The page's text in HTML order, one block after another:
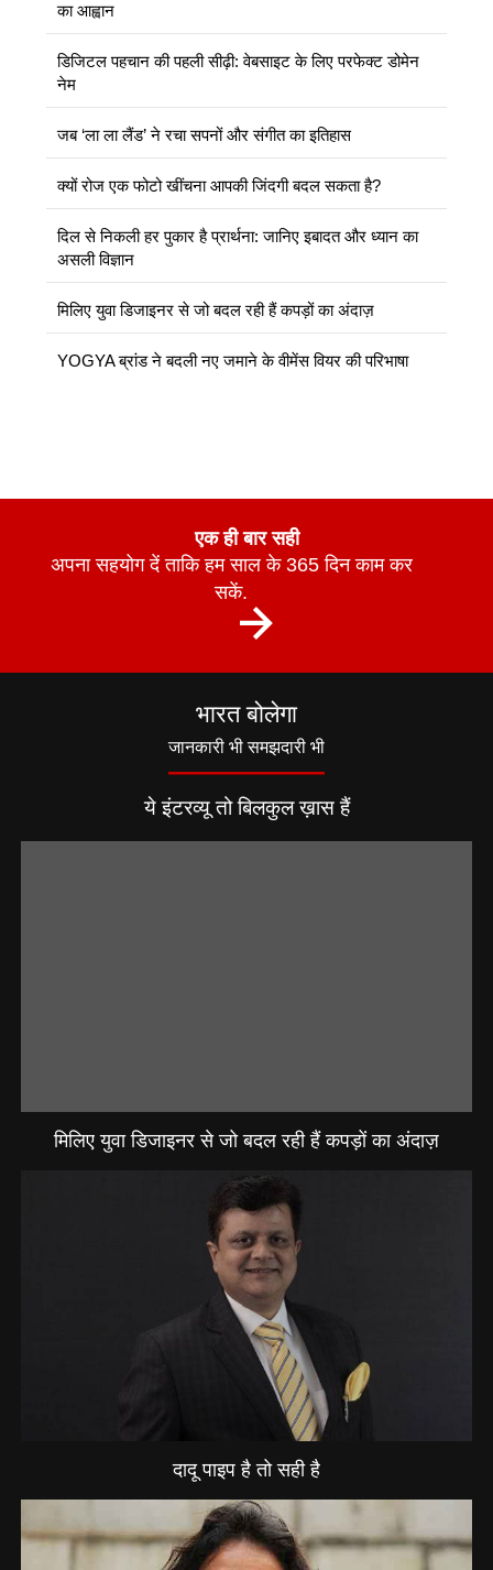
का आह्वान
डिजिटल पहचान की पहली सीढ़ी: वेबसाइट के लिए परफेक्ट डोमेन
नेम
जब ‘ला ला लैंड’ ने रचा सपनों और संगीत का इतिहास
क्यों रोज एक फोटो खींचना आपकी जिंदगी बदल सकता है?
दिल से निकली हर पुकार है प्रार्थना: जानिए इबादत और ध्यान का
असली विज्ञान
मिलिए युवा डिजाइनर से जो बदल रही हैं कपड़ों का अंदाज़
YOGYA ब्रांड ने बदली नए जमाने के वीमेंस वियर की परिभाषा
एक ही बार सही
अपना सहयोग दें ताकि हम साल के 365 दिन काम कर
सकें.
भारत बोलेगा
जानकारी भी समझदारी भी
ये इंटरव्यू तो बिलकुल ख़ास हैं
मिलिए युवा डिजाइनर से जो बदल रही हैं कपड़ों का अंदाज़
दादू पाइप है तो सही है